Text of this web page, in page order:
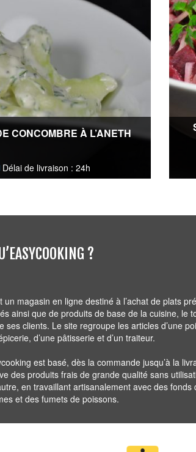
CONCOMBRE À L’ANETH
Délai de livraison : 24h
?
un magasin en ligne destiné à l’achat de plats
ainsi que de produits de base de la cuisine, le
ses clients. Le site regroupe les articles d’une
d’une pâtisserie et d’un traiteur.
est basé, dès la commande jusqu’à la
des produits frais de grande qualité sans
en travaillant artisanalement avec des fonds
et des fumets de poissons.